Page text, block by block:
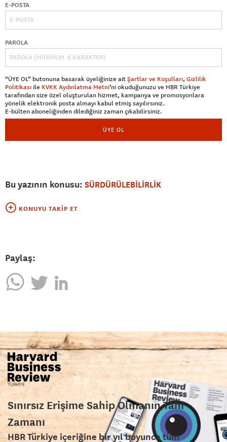
E-POSTA
PAROLA
“ÜYE OL” butonuna basarak üyeliğinize aitŞartlar ve Koşulları, Gizlilik
Politikası ile KVKK Aydınlatma Metni’ni okuduğunuzu ve HBR Türkiye
tarafından size özel oluşturulan hizmet, kampanya ve promosyonlara
yönelik elektronik posta almayı kabul etmiş sayılırsınız.
E-bülten aboneliğinden dilediğiniz zaman çıkabilirsiniz.
ÜYE OL
Bu yazının konusu: SÜRDÜRÜLEBİLİRLİK
KONUYU TAKIP ET
Paylaş:
Sınırsız Erişime Sahip Olmanın Tam
Zamanı
HBR Türkiye içeriğine bir yıl boyunca tüm